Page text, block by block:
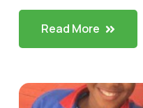
Read More